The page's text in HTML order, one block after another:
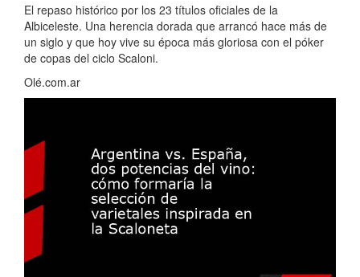
El repaso histórico por los 23 títulos oficiales de la
Albiceleste. Una herencia dorada que arrancó hace más de
un siglo y que hoy vive su época más gloriosa con el póker
de copas del ciclo Scaloni.
Olé.com.ar